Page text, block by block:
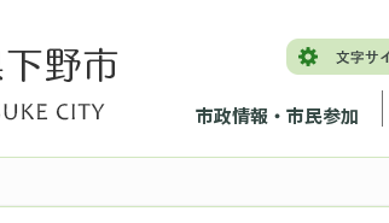
市政情報・市民参加